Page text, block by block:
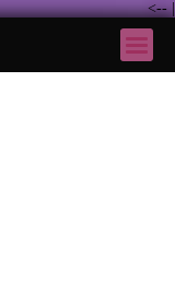
|
-->